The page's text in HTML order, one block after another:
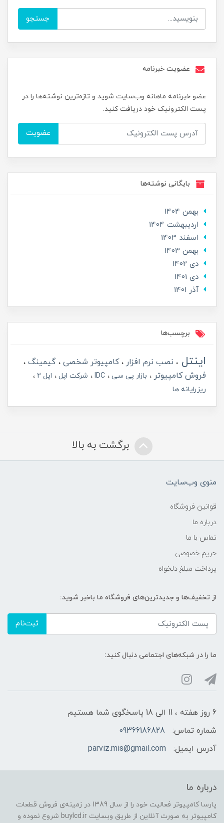
جستجو
عضویت خبرنامه
عضو خبرنامه ماهانه وب‌سایت شوید و تازه‌ترین نوشته‌ها را در
پست الکترونیک خود دریافت کنید.
عضویت
بایگانی نوشته‌ها
بهمن 1404
ارديبهشت 1404
اسفند 1403
بهمن 1403
دی 1402
دی 1401
آذر 1401
برچسب‌ها
اینتل نصب نرم افزار کامپیوتر شخصی
گیمینگ
فروش کامپیوتر
بازار پی سی IDC شرکت اپل
اپل 2
ریزرایانه ها
برگشت به بالا
منوی وب‌سایت
قوانین فروشگاه
درباره ما
تماس با ما
حریم خصوصی
پرداخت مبلغ دلخواه
از تخفیف‌ها و جدیدترین‌های فروشگاه ما باخبر شوید:
ثبت‌نام
ما را در شبکه‌های اجتماعی دنبال کنید:
6 روز هفته ، 11 الی 18 پاسخگوی شما هستیم
شماره تماس:
09366186828
آدرس ایمیل:
parviz.mis@gmail.com
درباره ما
پارسا کامپیوتر فعالیت خود را از سال 1389 در زمینه‌ی فروش قطعات
کامپیوتر به صورت آنلاین از طریق وبسایت buylcd.ir شروع نموده و